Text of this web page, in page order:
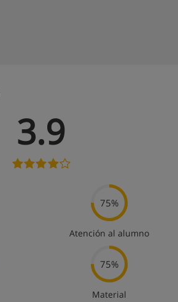
3.9
75%
Atención al alumno
75%
Material